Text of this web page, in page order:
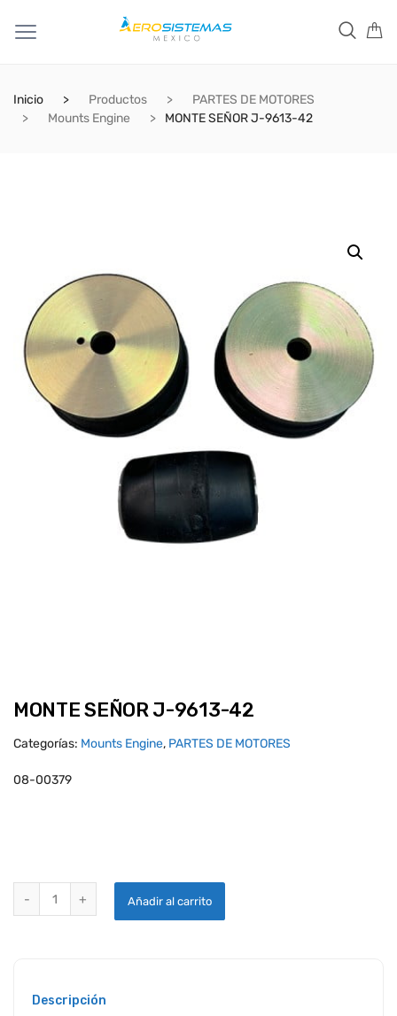
Inicio Productos
PARTES DE MOTORES
Mounts Engine
MONTE SEÑOR J-9613-42
MONTE SEÑOR J-9613-42
Categorías: Mounts Engine, PARTES DE MOTORES
08-00379
Añadir al carrito
Descripción